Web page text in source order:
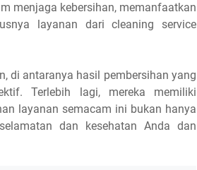
menjaga kebersihan, memanfaatkan
layanan dari cleaning service
di antaranya hasil pembersihan yang
Terlebih lagi, mereka memiliki
layanan semacam ini bukan hanya
dan kesehatan Anda dan